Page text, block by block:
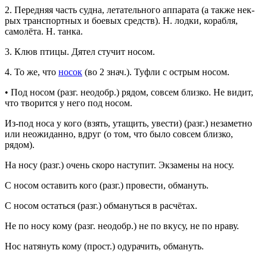
2. Передняя часть судна, летательного аппарата (а также нек-
рых транспортных и боевых средств). Н. лодки, корабля,
самолёта. Н. танка.
3. Клюв птицы. Дятел стучит носом.
4. То же, что носок (во 2 знач.). Туфли с острым носом.
• Под носом (разг. неодобр.) рядом, совсем близко. Не видит,
что творится у него под носом.
Из-под носа у кого (взять, утащить, увести) (разг.) незаметно
или неожиданно, вдруг (о том, что было совсем близко,
рядом).
На носу (разг.) очень скоро наступит. Экзамены на носу.
С носом оставить кого (разг.) провести, обмануть.
С носом остаться (разг.) обмануться в расчётах.
Не по носу кому (разг. неодобр.) не по вкусу, не по нраву.
Нос натянуть кому (прост.) одурачить, обмануть.